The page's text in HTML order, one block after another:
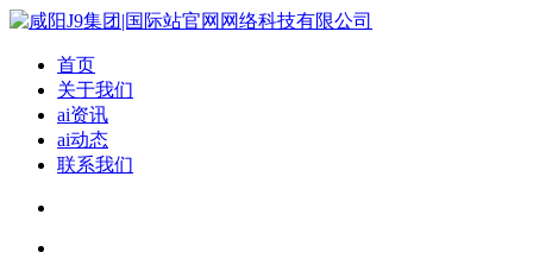
首页
关于我们
ai资讯
ai动态
联系我们